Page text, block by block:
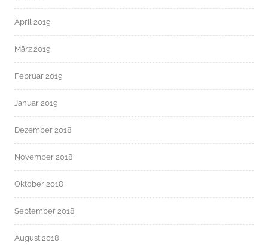
April 2019
März 2019
Februar 2019
Januar 2019
Dezember 2018
November 2018
Oktober 2018
September 2018
August 2018